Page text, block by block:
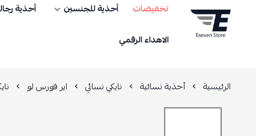
ESEVEN STORE
تخفيضات أحذية للجنسين أحذية
الاهداء الرقمي
الرئيسية أحذية نسائية نايكي نسائي اير فورس لو